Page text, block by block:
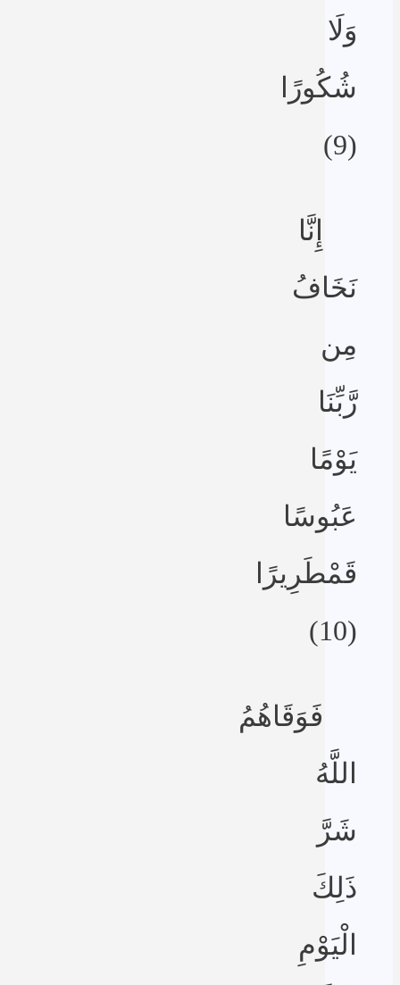
وَلَا
شُكُورًا
(9)
إِنَّا
نَخَافُ
مِن
رَّبِّنَا
يَوْمًا
عَبُوسًا
قَمْطَرِيرًا
(10)
فَوَقَاهُمُ
اللَّهُ
شَرَّ
ذَلِكَ
الْيَوْمِ